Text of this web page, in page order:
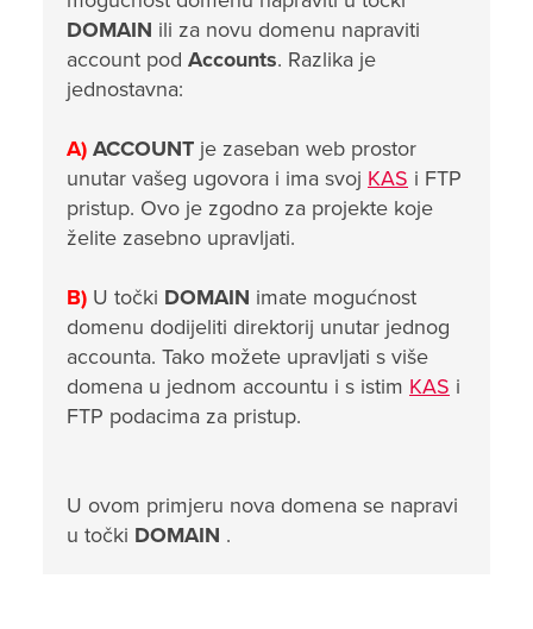
DOMAIN ili za novu domenu napraviti
account pod Accounts. Razlika je
jednostavna:
A) ACCOUNT je zaseban web prostor
unutar vašeg ugovora i ima svoj KAS i FTP
pristup. Ovo je zgodno za projekte koje
želite zasebno upravljati.
B) U točki DOMAIN imate mogućnost
domenu dodijeliti direktorij unutar jednog
accounta. Tako možete upravljati s više
domena u jednom accountu i s istim KAS i
FTP podacima za pristup.
U ovom primjeru nova domena se napravi
u točki DOMAIN .